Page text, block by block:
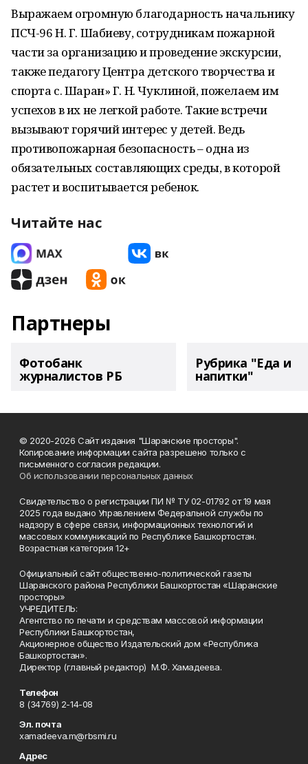
Выражаем огромную благодарность начальнику
ПСЧ-96 Н. Г. Шабиеву, сотрудникам пожарной
части за организацию и проведение экскурсии,
также педагогу Центра детского творчества и
спорта с. Шаран» Г. Н. Чуклиной, пожелаем им
успехов в их не легкой работе. Такие встречи
вызывают горячий интерес у детей. Ведь
противопожарная безопасность – одна из
обязательных составляющих среды, в которой
растет и воспитывается ребенок.
Читайте нас
Партнеры
Фотобанк
журналистов РБ
Рубрика "Еда и
напитки"
© 2020-2026 Сайт издания "Шаранские просторы".
Копирование информации сайта разрешено только с
письменного согласия редакции.
Об использовании персональных данных
Свидетельство о регистрации ПИ № ТУ 02-01792 от 19 мая
2025 года выдано Управлением Федеральной службы по
надзору в сфере связи, информационных технологий и
массовых коммуникаций по Республике Башкортостан.
Возрастная категория 12+
Официальный сайт общественно-политической газеты
Шаранского района Республики Башкортостан «Шаранские
просторы»
УЧРЕДИТЕЛЬ:
Агентство по печати и средствам массовой информации
Республики Башкортостан,
Акционерное общество Издательский дом «Республика
Башкортостан».
Директор (главный редактор) М.Ф. Хамадеева.
Телефон
8 (34769) 2-14-08
Эл. почта
xamadeeva.m@rbsmi.ru
Адрес